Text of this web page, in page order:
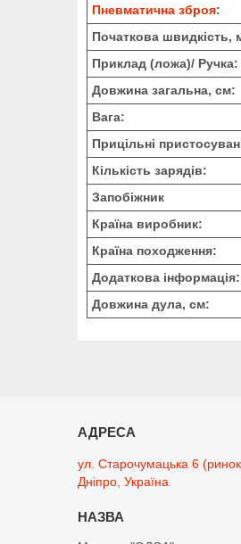
Пневматична зброя:
Початкова швидкість,
Приклад (ложа)/ Ручка:
Довжина загальна, см:
Вага:
Прицільні
Кількість зарядів:
Запобіжник
Країна виробник:
Країна походження:
Додаткова інформація:
Довжина дула, см:
ул. Старочумацька 6
Дніпро, Україна